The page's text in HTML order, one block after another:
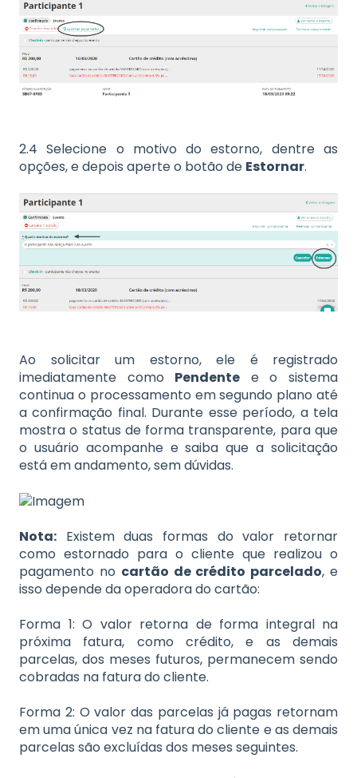
2.4 Selecione o motivo do estorno, dentre as
opções, e depois aperte o botão de Estornar.
Ao solicitar um estorno, ele é registrado
imediatamente como Pendente e o sistema
continua o processamento em segundo plano até
a confirmação final. Durante esse período, a tela
mostra o status de forma transparente, para que
o usuário acompanhe e saiba que a solicitação
está em andamento, sem dúvidas.
Nota: Existem duas formas do valor retornar
como estornado para o cliente que realizou o
pagamento no cartão de crédito parcelado, e
isso depende da operadora do cartão:
Forma 1: O valor retorna de forma integral na
próxima fatura, como crédito, e as demais
parcelas, dos meses futuros, permanecem sendo
cobradas na fatura do cliente.
Forma 2: O valor das parcelas já pagas retornam
em uma única vez na fatura do cliente e as demais
parcelas são excluídas dos meses seguintes.